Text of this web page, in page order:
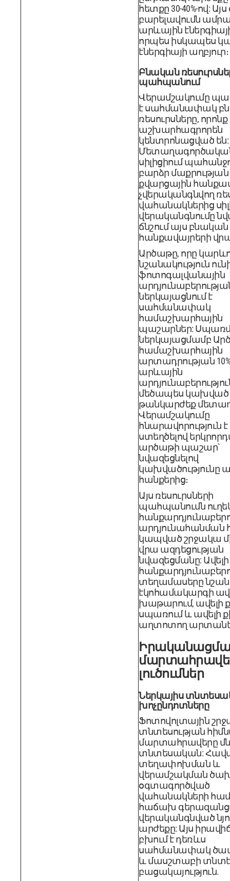
հետքը 30-40%-ով:
բարելավումն
արևային
որպես իսկապես
էներգիայի աղբյուր։
Բնական
պահպանում
Վերամշակումը
է սահմանափակ
ռեսուրսները,
աշխարհագրորեն
կենտրոնացված են:
սիլիցիում
բարձր մաքրության
քվարցային
չվերականգնվող
վահանակներից
վերականգնումը
ճնշում այս բնական
հանքավայրերի
Արծաթը, որը
նշանակություն
ֆոտոգալվանային
ներկայացնում է
սահմանափակ
համաշխարհային
պաշարներ:
ներկայացմամբ
համաշխարհային
արտադրության
արևային
մեծապես կախված
թանկարժեք
Վերամշակումը
հնարավորություն
ստեղծելով
արծաթի պաշար՝
նվազեցնելով
կախվածությունը
հանքերից։
Այս ռեսուրսների
պահպանումն
արդյունահանման
կապված շրջակա
վրա ազդեցության
նվազեցմանը: Ավելի
տեղամասերը
էկոհամակարգի
խաթարում, ավելի
սպառում և ավելի
աղտոտող
լուծումներ
Ներկայիս
խոչընդոտները
Ֆոտովոլտային
տնտեսության
մարտահրավերը
տնտեսական:
տեղափոխման և
վերամշակման
օգտագործված
վահանակների
հաճախ
վերականգնված
արժեքը: Այս
բխում է դեռևս
սահմանափակ
և մասշտաբի
բացակայություն.